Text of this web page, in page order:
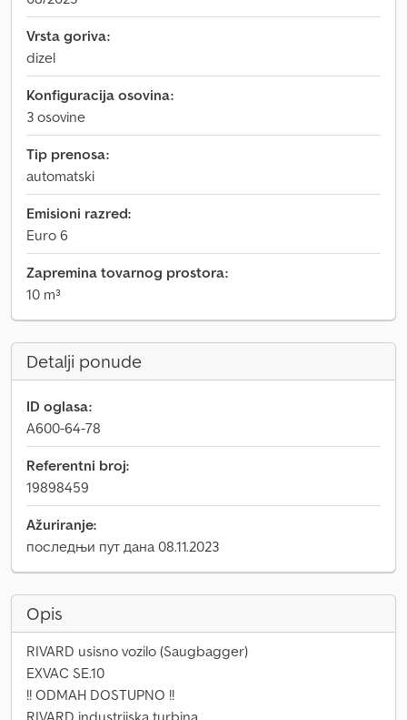
Vrsta goriva:
dizel
Konfiguracija osovina:
3 osovine
Tip prenosa:
automatski
Emisioni razred:
Euro 6
Zapremina tovarnog prostora:
10 m³
Detalji ponude
ID oglasa:
A600-64-78
Referentni broj:
19898459
Ažuriranje:
последњи пут дана 08.11.2023
Opis
RIVARD usisno vozilo (Saugbagger)
EXVAC SE.10
!! ODMAH DOSTUPNO !!
RIVARD industrijska turbina